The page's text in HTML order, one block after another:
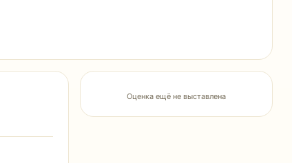
Оценка ещё не выставлена